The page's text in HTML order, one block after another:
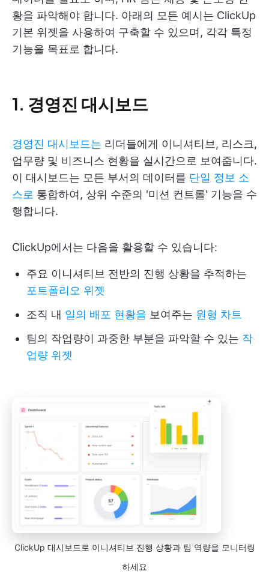
황을 파악해야 합니다. 아래의 모든 예시는 ClickUp
기본 위젯을 사용하여 구축할 수 있으며, 각각 특정
기능을 목표로 합니다.
1. 경영진 대시보드
경영진 대시보드는 리더들에게 이니셔티브, 리스크,
업무량 및 비즈니스 현황을 실시간으로 보여줍니다.
이 대시보드는 모든 부서의 데이터를 단일 정보 소
스로 통합하여, 상위 수준의 '미션 컨트롤' 기능을 수
행합니다.
ClickUp에서는 다음을 활용할 수 있습니다:
주요 이니셔티브 전반의 진행 상황을 추적하는
포트폴리오 위젯
조직 내 일의 배포 현황을 보여주는 원형 차트
팀의 작업량이 과중한 부분을 파악할 수 있는 작
업량 위젯
ClickUp 대시보드로 이니셔티브 진행 상황과 팀 역량을 모니터링
하세요